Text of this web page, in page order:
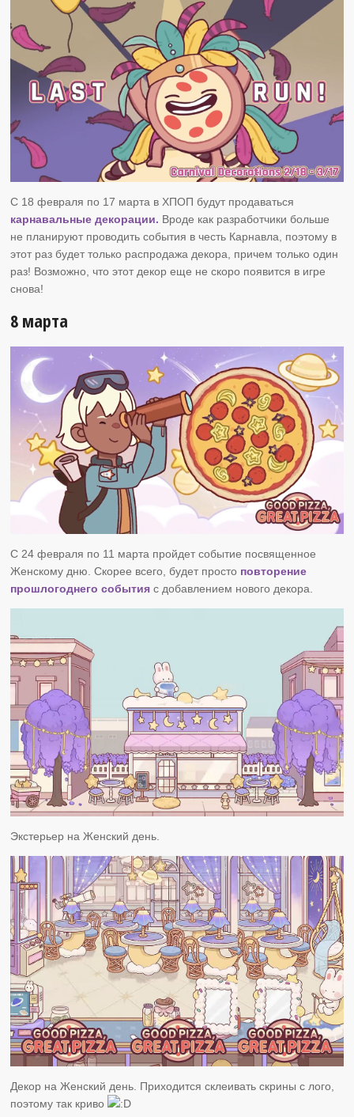
С 18 февраля по 17 марта в ХПОП будут продаваться
карнавальные декорации. Вроде как разработчики больше
не планируют проводить события в честь Карнавла, поэтому в
этот раз будет только распродажа декора, причем только один
раз! Возможно, что этот декор еще не скоро появится в игре
снова!
8 марта
С 24 февраля по 11 марта пройдет событие посвященное
Женскому дню. Скорее всего, будет просто повторение
прошлогоднего события с добавлением нового декора.
Экстерьер на Женский день.
Декор на Женский день. Приходится склеивать скрины с лого,
поэтому так криво